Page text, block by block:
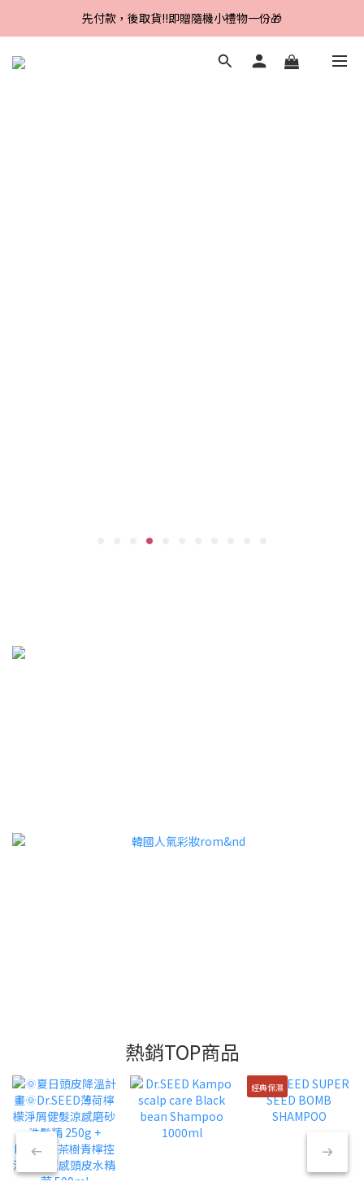
Line好友招募中，首購、回購皆贈100元
先付款，後取貨‼️即贈隨機小禮物一份🎁
Line好友招募中，首購、回購皆贈100元
熱銷TOP商品
經典保濕